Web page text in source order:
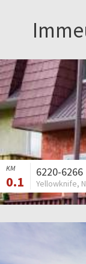
KM
0.1 Yellowknife,